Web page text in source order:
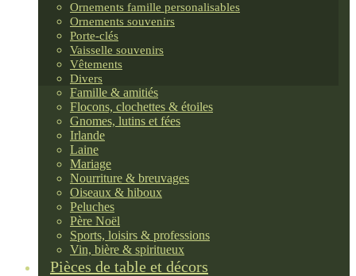
Ornements famille personalisables
Ornements souvenirs
Porte-clés
Vaisselle souvenirs
Vêtements
Divers
Famille & amitiés
Flocons, clochettes & étoiles
Gnomes, lutins et fées
Irlande
Laine
Mariage
Nourriture & breuvages
Oiseaux & hiboux
Peluches
Père Noël
Sports, loisirs & professions
Vin, bière & spiritueux
Pièces de table et décors